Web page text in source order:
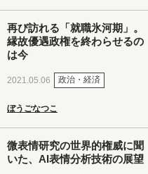
再び訪れる「就職氷河期」。
縁故優遇政権を終わらせるの
は今
2021.05.06 政治・経済
ぼうごなつこ
微表情研究の世界的権威に聞
いた、AI表情分析技術の展望